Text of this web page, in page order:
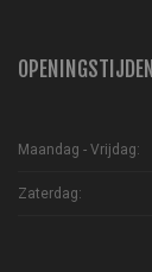
OPENINGSTIJDEN
Maandag - Vrijdag:
Zaterdag: